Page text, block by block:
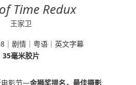
Time Redux
王家卫
｜剧情｜粤语｜英文字幕
35毫米胶片
电影节—金狮奖提名，最佳摄影